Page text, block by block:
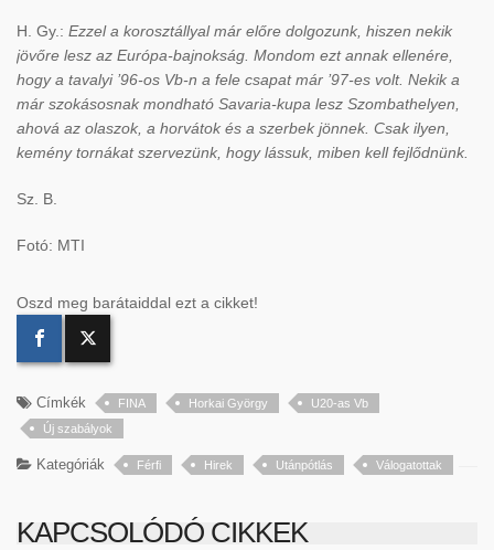
H. Gy.: Ezzel a korosztállyal már előre dolgozunk, hiszen nekik
jövőre lesz az Európa-bajnokság. Mondom ezt annak ellenére,
hogy a tavalyi ’96-os Vb-n a fele csapat már ’97-es volt. Nekik a
már szokásosnak mondható Savaria-kupa lesz Szombathelyen,
ahová az olaszok, a horvátok és a szerbek jönnek. Csak ilyen,
kemény tornákat szervezünk, hogy lássuk, miben kell fejlődnünk.
Sz. B.
Fotó: MTI
Oszd meg barátaiddal ezt a cikket!
Címkék FINA Horkai György
U20-as Vb
Új szabályok
Kategóriák Férfi Hirek Utánpótlás Válogatottak
KAPCSOLÓDÓ CIKKEK